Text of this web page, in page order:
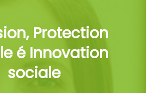
Protection
é Innovation
sociale